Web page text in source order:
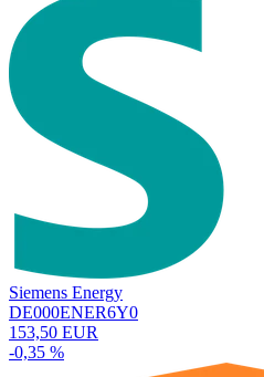
Siemens Energy
DE000ENER6Y0
153,50 EUR
-0,35 %